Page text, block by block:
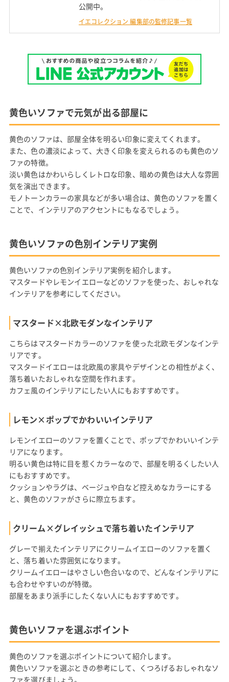
公開中。
イエコレクション 編集部の監修記事一覧
黄色いソファで元気が出る部屋に
黄色のソファは、部屋全体を明るい印象に変えてくれます。
また、色の濃淡によって、大きく印象を変えられるのも黄色のソ
ファの特徴。
淡い黄色はかわいらしくレトロな印象、暗めの黄色は大人な雰囲
気を演出できます。
モノトーンカラーの家具などが多い場合は、黄色のソファを置く
ことで、インテリアのアクセントにもなるでしょう。
黄色いソファの色別インテリア実例
黄色いソファの色別インテリア実例を紹介します。
マスタードやレモンイエローなどのソファを使った、おしゃれな
インテリアを参考にしてください。
マスタード×北欧モダンなインテリア
こちらはマスタードカラーのソファを使った北欧モダンなインテ
リアです。
マスタードイエローは北欧風の家具やデザインとの相性がよく、
落ち着いたおしゃれな空間を作れます。
カフェ風のインテリアにしたい人にもおすすめです。
レモン×ポップでかわいいインテリア
レモンイエローのソファを置くことで、ポップでかわいいインテ
リアになります。
明るい黄色は特に目を惹くカラーなので、部屋を明るくしたい人
にもおすすめです。
クッションやラグは、ベージュや白など控えめなカラーにする
と、黄色のソファがさらに際立ちます。
クリーム×グレイッシュで落ち着いたインテリア
グレーで揃えたインテリアにクリームイエローのソファを置く
と、落ち着いた雰囲気になります。
クリームイエローはやさしい色合いなので、どんなインテリアに
も合わせやすいのが特徴。
部屋をあまり派手にしたくない人にもおすすめです。
黄色いソファを選ぶポイント
黄色のソファを選ぶポイントについて紹介します。
黄色いソファを選ぶときの参考にして、くつろげるおしゃれなソ
ファを選びましょう。